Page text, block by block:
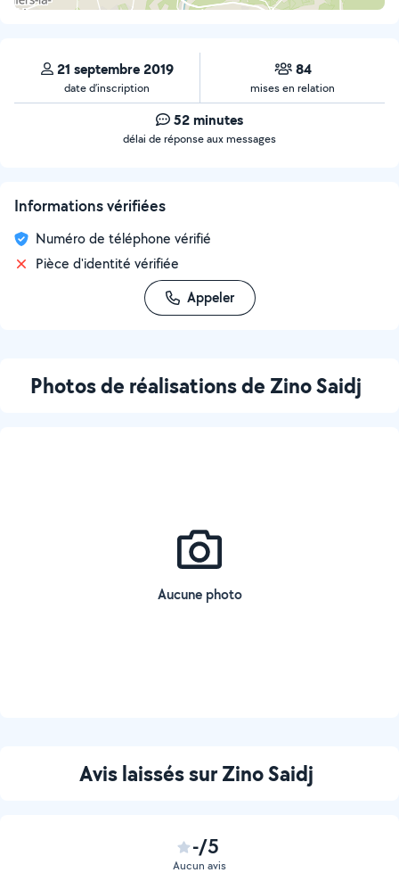
21 septembre 2019
date d’inscription
84
mises en relation
52 minutes
délai de réponse aux messages
Informations vérifiées
Numéro de téléphone vérifié
Pièce d'identité vérifiée
Appeler
Photos de réalisations de Zino Saidj
Aucune photo
Avis laissés sur Zino Saidj
-/5
Aucun avis